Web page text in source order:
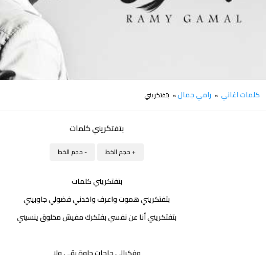
كلمات اغاني » رامي جمال» بتفتكريني
بتفتكريني كلمات
+ حجم الخط - حجم الخط
بتفتكريني كلمات
بتفتكريني هموت واعرف واخدني فضولي جاوبيني
بتفتكريني أنا عن نفسي بفتكرك مفيش مخلوق ينسيني